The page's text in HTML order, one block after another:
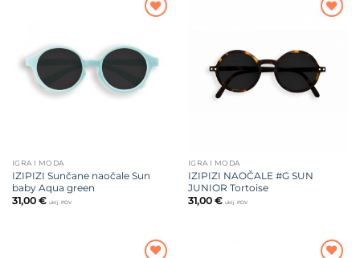
želja
IGRA I MODA
IZIPIZI Sunčane naočale Sun
baby Aqua green
31,00 € uklj. PDV
IGRA I MODA
IZIPIZI NAOČALE #G SUN
JUNIOR Tortoise
31,00 € uklj. PDV